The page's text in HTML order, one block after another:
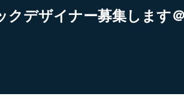
クデザイナー募集します